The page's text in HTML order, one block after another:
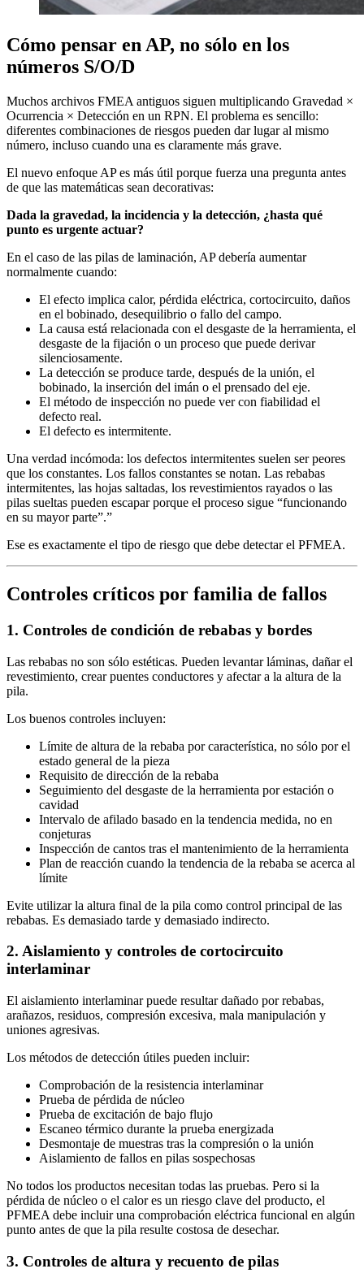
Cómo pensar en AP, no sólo en los
números S/O/D
Muchos archivos FMEA antiguos siguen multiplicando Gravedad ×
Ocurrencia × Detección en un RPN. El problema es sencillo:
diferentes combinaciones de riesgos pueden dar lugar al mismo
número, incluso cuando una es claramente más grave.
El nuevo enfoque AP es más útil porque fuerza una pregunta antes
de que las matemáticas sean decorativas:
Dada la gravedad, la incidencia y la detección, ¿hasta qué
punto es urgente actuar?
En el caso de las pilas de laminación, AP debería aumentar
normalmente cuando:
El efecto implica calor, pérdida eléctrica, cortocircuito, daños
en el bobinado, desequilibrio o fallo del campo.
La causa está relacionada con el desgaste de la herramienta, el
desgaste de la fijación o un proceso que puede derivar
silenciosamente.
La detección se produce tarde, después de la unión, el
bobinado, la inserción del imán o el prensado del eje.
El método de inspección no puede ver con fiabilidad el
defecto real.
El defecto es intermitente.
Una verdad incómoda: los defectos intermitentes suelen ser peores
que los constantes. Los fallos constantes se notan. Las rebabas
intermitentes, las hojas saltadas, los revestimientos rayados o las
pilas sueltas pueden escapar porque el proceso sigue “funcionando
en su mayor parte”.”
Ese es exactamente el tipo de riesgo que debe detectar el PFMEA.
Controles críticos por familia de fallos
1. Controles de condición de rebabas y bordes
Las rebabas no son sólo estéticas. Pueden levantar láminas, dañar el
revestimiento, crear puentes conductores y afectar a la altura de la
pila.
Los buenos controles incluyen:
Límite de altura de la rebaba por característica, no sólo por el
estado general de la pieza
Requisito de dirección de la rebaba
Seguimiento del desgaste de la herramienta por estación o
cavidad
Intervalo de afilado basado en la tendencia medida, no en
conjeturas
Inspección de cantos tras el mantenimiento de la herramienta
Plan de reacción cuando la tendencia de la rebaba se acerca al
límite
Evite utilizar la altura final de la pila como control principal de las
rebabas. Es demasiado tarde y demasiado indirecto.
2. Aislamiento y controles de cortocircuito
interlaminar
El aislamiento interlaminar puede resultar dañado por rebabas,
arañazos, residuos, compresión excesiva, mala manipulación y
uniones agresivas.
Los métodos de detección útiles pueden incluir:
Comprobación de la resistencia interlaminar
Prueba de pérdida de núcleo
Prueba de excitación de bajo flujo
Escaneo térmico durante la prueba energizada
Desmontaje de muestras tras la compresión o la unión
Aislamiento de fallos en pilas sospechosas
No todos los productos necesitan todas las pruebas. Pero si la
pérdida de núcleo o el calor es un riesgo clave del producto, el
PFMEA debe incluir una comprobación eléctrica funcional en algún
punto antes de que la pila resulte costosa de desechar.
3. Controles de altura y recuento de pilas